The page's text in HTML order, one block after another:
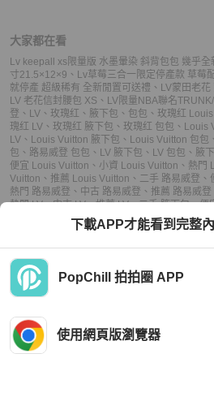
大家都在看
Lv keepall xs限量版 水墨暈染 斜背包包 幾乎
寸21.5×12×9 、 Lv草莓三合一限定停產款 草莓
就停產 超級稀有 全新閒置可送禮 、 LV蒙田老花
LV 老花信封腰包 XS 、 LV限量NBA聯名
登 、 LV 、 玫瑰红 、 腋下包 、 包包 、 玫瑰红
瑰红 LV 、 玫瑰红 腋下包 、 玫瑰红 包包 、 Louis
LV 、 Louis Vuitton 腋下包 、 Louis Vuitton 包包 、
包 、 路易威登 包包 、 LV 腋下包 、 LV 包包 、 腋
便宜 Louis Vuitton 、 小資 Louis Vuitton 、 熱門
Vuitton 、 推薦 Louis Vuitton 、 二手 路易威登 、
熱門 路易威登 、 中古 路易威登 、 推薦 路易威登
熱門 LV、中古 LV、推薦 LV、二手 腋下包、便
中古 腋下包、 推薦 腋下包、二手 包包 、
、 推薦 包包
下載APP才能看到完整
PopChill 拍拍圈 APP
使用網頁版瀏覽器